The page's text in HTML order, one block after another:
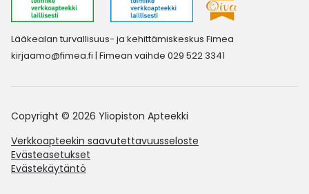
Lääkealan turvallisuus- ja kehittämiskeskus Fimea
kirjaamo@fimea.fi | Fimean vaihde 029 522 3341
Copyright © 2026 Yliopiston Apteekki
Verkkoapteekin saavutettavuusseloste
Evästeasetukset
Evästekäytäntö